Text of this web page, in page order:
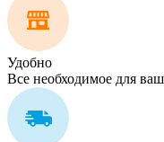
Удобно
Все необходимое для